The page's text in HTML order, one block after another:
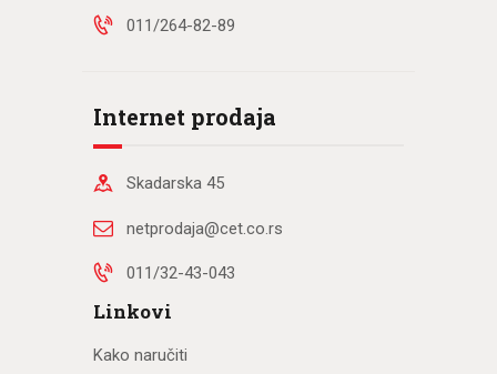
011/264-82-89
Internet prodaja
Skadarska 45
netprodaja@cet.co.rs
011/32-43-043
Linkovi
Kako naručiti